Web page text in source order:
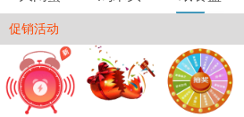
促销活动